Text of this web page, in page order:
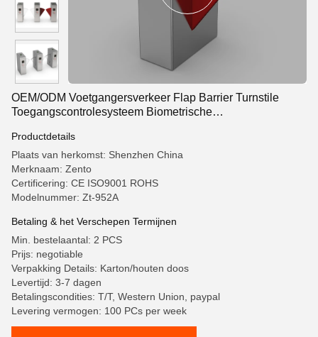
OEM/ODM Voetgangersverkeer Flap Barrier Turnstile
Toegangscontrolesysteem Biometrische
Productdetails
Plaats van herkomst: Shenzhen China
Merknaam: Zento
Certificering: CE ISO9001 ROHS
Modelnummer: Zt-952A
Betaling & het Verschepen Termijnen
Min. bestelaantal: 2 PCS
Prijs: negotiable
Verpakking Details: Karton/houten doos
Levertijd: 3-7 dagen
Betalingscondities: T/T, Western Union, paypal
Levering vermogen: 100 PCs per week